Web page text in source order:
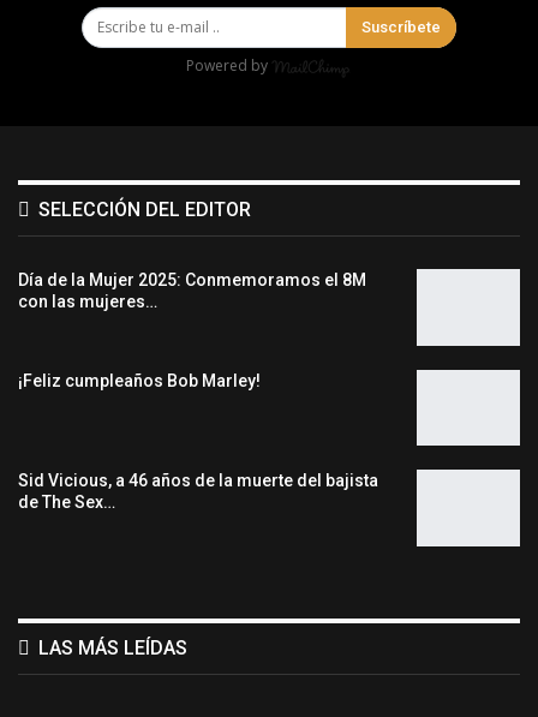
Suscríbete
Powered by
SELECCIÓN DEL EDITOR
Día de la Mujer 2025: Conmemoramos el 8M
con las mujeres…
¡Feliz cumpleaños Bob Marley!
Sid Vicious, a 46 años de la muerte del bajista
de The Sex…
LAS MÁS LEÍDAS